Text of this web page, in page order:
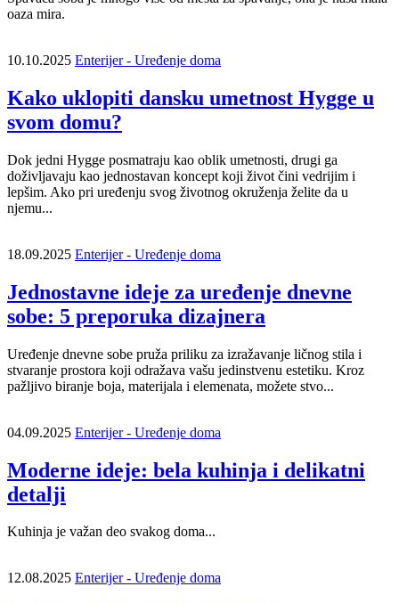
oaza mira.
10.10.2025 Enterijer - Uređenje doma
Kako uklopiti dansku umetnost Hygge u
svom domu?
Dok jedni Hygge posmatraju kao oblik umetnosti, drugi ga
doživljavaju kao jednostavan koncept koji život čini vedrijim i
lepšim. Ako pri uređenju svog životnog okruženja želite da u
njemu...
18.09.2025 Enterijer - Uređenje doma
Jednostavne ideje za uređenje dnevne
sobe: 5 preporuka dizajnera
Uređenje dnevne sobe pruža priliku za izražavanje ličnog stila i
stvaranje prostora koji odražava vašu jedinstvenu estetiku. Kroz
pažljivo biranje boja, materijala i elemenata, možete stvo...
04.09.2025 Enterijer - Uređenje doma
Moderne ideje: bela kuhinja i delikatni
detalji
Kuhinja je važan deo svakog doma...
12.08.2025 Enterijer - Uređenje doma